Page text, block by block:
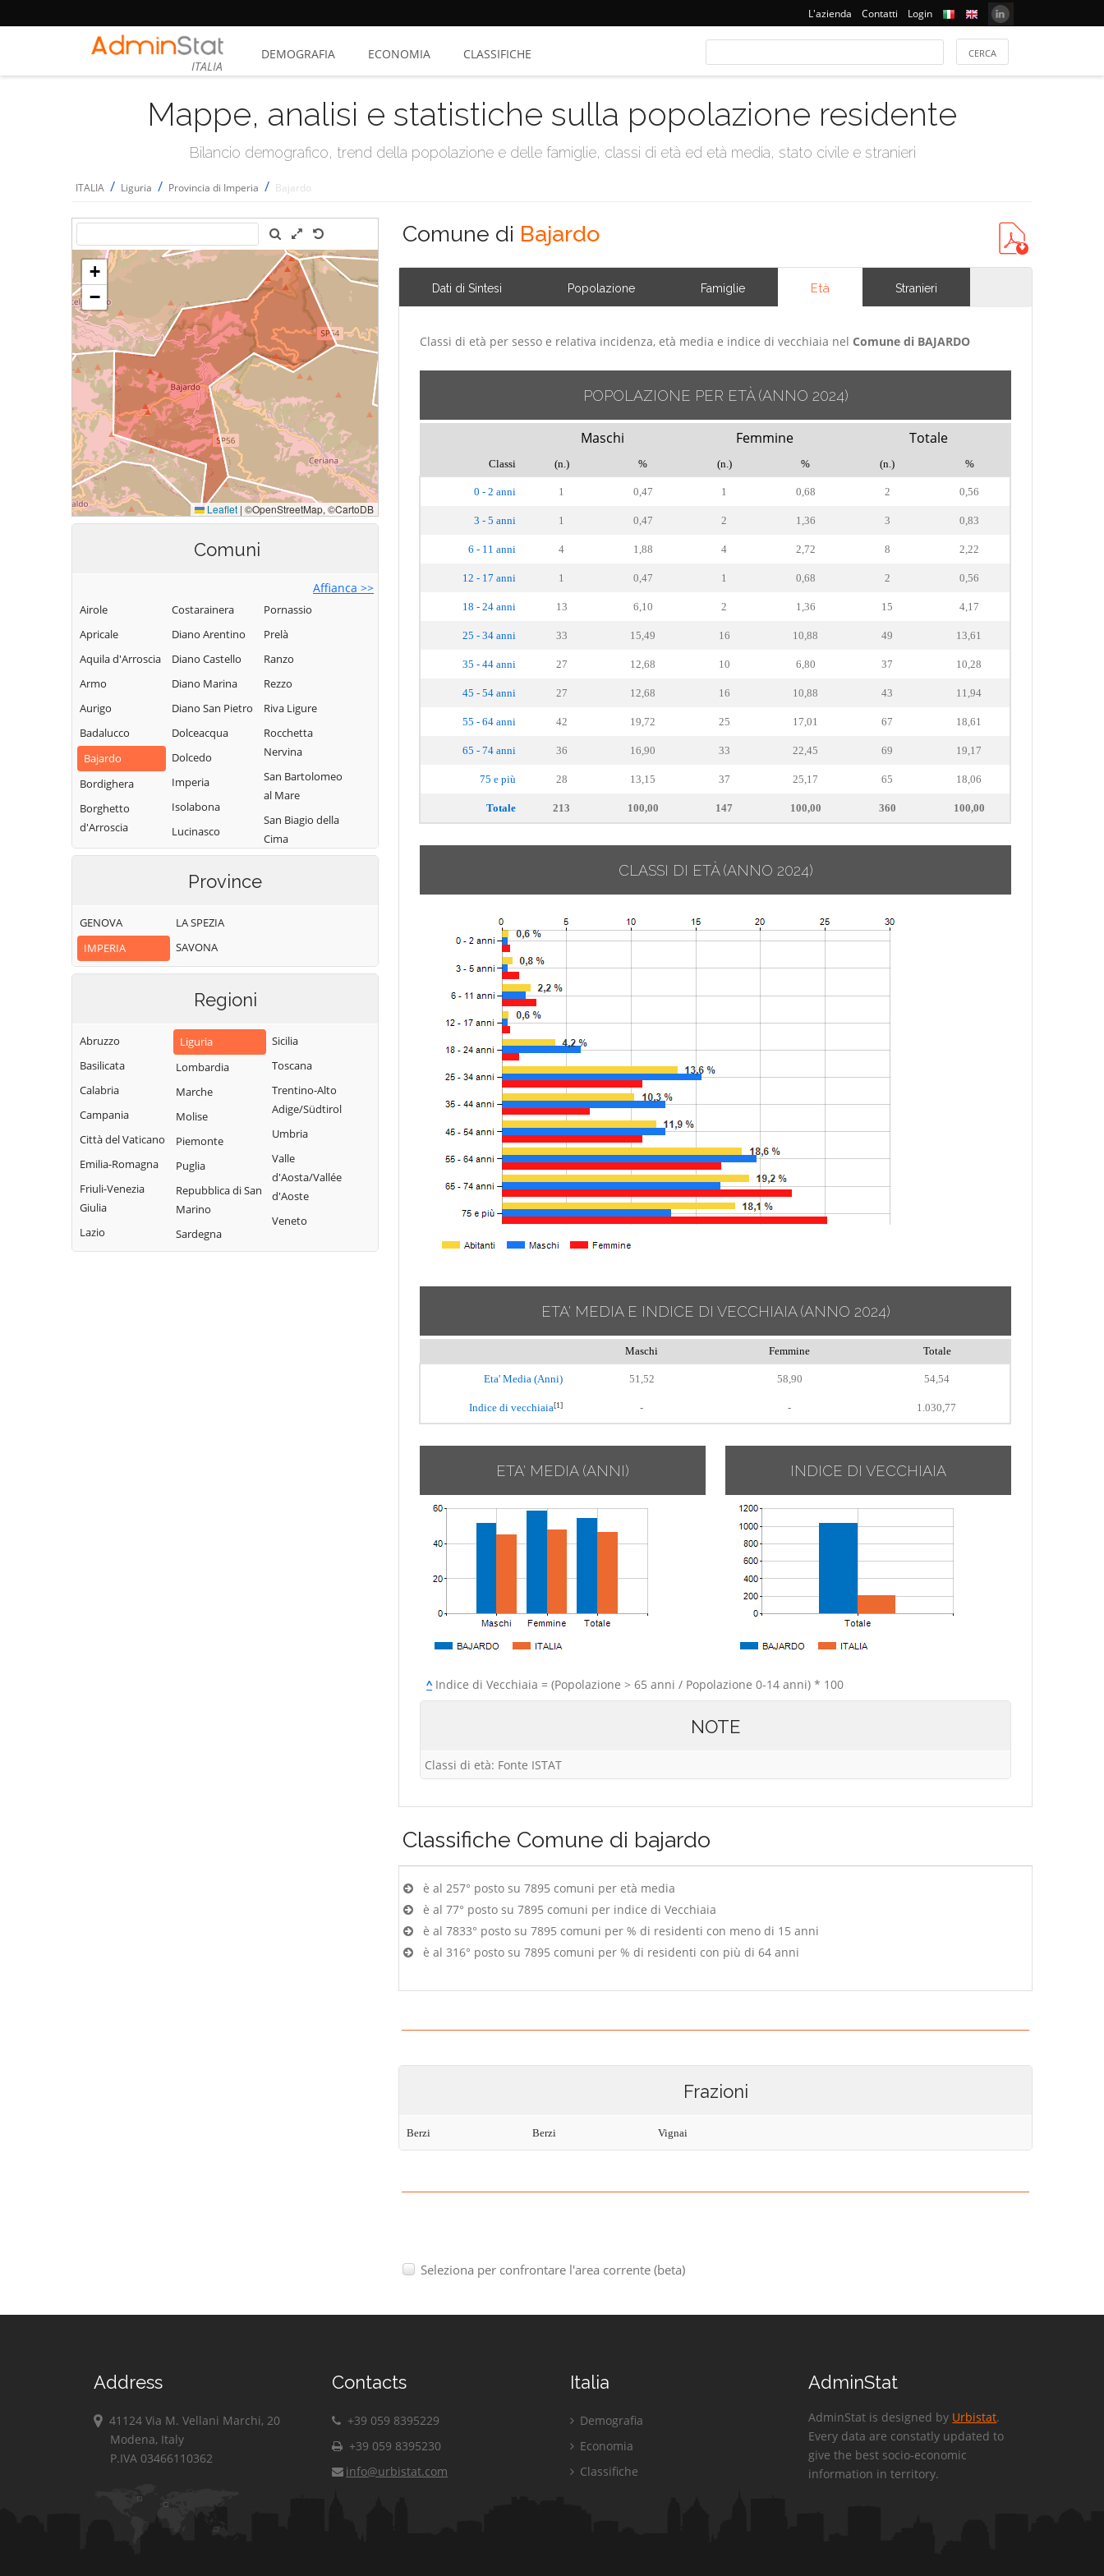
L'azienda Contatti Login
ITALIA
DEMOGRAFIA ECONOMIA CLASSIFICHE
Mappe, analisi e statistiche sulla popolazione residente
Bilancio demografico, trend della popolazione e delle famiglie, classi di età ed età media, stato civile e stranieri
ITALIA / Liguria / Provincia di Imperia / Bajardo
Comuni
Affianca >>
Airole
Apricale
Aquila d'Arroscia
Armo
Aurigo
Badalucco
Bajardo
Bordighera
Borghetto
d'Arroscia
Borgomaro
Castel Vittorio
Castellaro
Ceriana
Chiusanico
Chiusavecchia
Cipressa
Civezza
Cosio d'Arroscia
Costarainera
Diano Arentino
Diano Castello
Diano Marina
Diano San Pietro
Dolceacqua
Dolcedo
Imperia
Isolabona
Lucinasco
Mendatica
Molini di Triora
Carpasio
Montegrosso
Pian Latte
Olivetta San
Michele
Ospedaletti
Perinaldo
Pietrabruna
Pieve di Teco
Pigna
Pompeiana
Pontedassio
Pornassio
Prelà
Ranzo
Rezzo
Riva Ligure
Rocchetta
Nervina
San Bartolomeo
al Mare
San Biagio della
Cima
Seborga
Terzorio
Triora
Vallebona
Ventimiglia
Vessalico
Villa Faraldi
Province
GENOVA
IMPERIA
LA SPEZIA
SAVONA
Regioni
Abruzzo
Basilicata
Calabria
Campania
Città del Vaticano
Emilia-Romagna
Friuli-Venezia
Giulia
Lazio
Liguria
Lombardia
Marche
Molise
Piemonte
Puglia
Repubblica di San
Marino
Sardegna
Sicilia
Toscana
Trentino-Alto
Adige/Südtirol
Umbria
Valle
d'Aosta/Vallée
d'Aoste
Veneto
Comune di Bajardo
Dati di Sintesi Popolazione Famiglie Età Stranieri
Classi di età per sesso e relativa incidenza, età media e indice di vecchiaia nel Comune di BAJARDO
POPOLAZIONE PER ETÀ (ANNO 2024)
Maschi Femmine Totale
Classi (n.) % (n.) % (n.) %
0 - 2 anni 1 0,47 1 0,68 2 0,56
3 - 5 anni 1 0,47 2 1,36 3 0,83
6 - 11 anni 4 1,88 4 2,72 8 2,22
12 - 17 anni 1 0,47 1 0,68 2 0,56
18 - 24 anni 13 6,10 2 1,36 15 4,17
25 - 34 anni 33 15,49 16 10,88 49 13,61
35 - 44 anni 27 12,68 10 6,80 37 10,28
45 - 54 anni 27 12,68 16 10,88 43 11,94
55 - 64 anni 42 19,72 25 17,01 67 18,61
65 - 74 anni 36 16,90 33 22,45 69 19,17
75 e più 28 13,15 37 25,17 65 18,06
Totale 213 100,00 147 100,00 360 100,00
CLASSI DI ETÀ (ANNO 2024)
ETA' MEDIA E INDICE DI VECCHIAIA (ANNO 2024)
Maschi Femmine Totale
Eta' Media (Anni) 51,52 58,90 54,54
Indice di vecchiaia[1] - - 1.030,77
ETA' MEDIA (ANNI) INDICE DI VECCHIAIA
^Indice di Vecchiaia = (Popolazione > 65 anni / Popolazione 0-14 anni) * 100
NOTE
Classi di età: Fonte ISTAT
Classifiche Comune di bajardo
è al 257° posto su 7895 comuni per età media
è al 77° posto su 7895 comuni per indice di Vecchiaia
è al 7833° posto su 7895 comuni per % di residenti con meno di 15 anni
è al 316° posto su 7895 comuni per % di residenti con più di 64 anni
Frazioni
Berzi Berzi Vignai
Seleziona per confrontare l'area corrente (beta)
Address
41124 Via M. Vellani Marchi, 20
Modena, Italy
P.IVA 03466110362
Contacts
+39 059 8395229
+39 059 8395230
info@urbistat.com
Italia
Demografia
Economia
Classifiche
AdminStat
AdminStat is designed by Urbistat.
Every data are constatly updated to
give the best socio-economic
information in territory.